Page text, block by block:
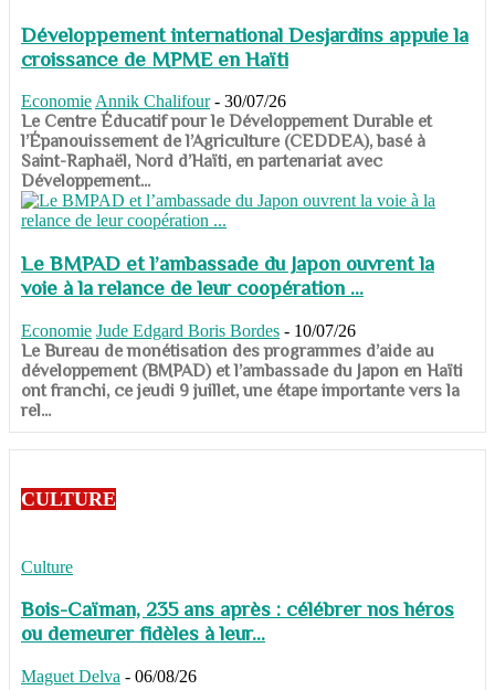
Développement international Desjardins appuie la
croissance de MPME en Haïti
Economie Annik Chalifour - 30/07/26
​​​​​​​Le Centre Éducatif pour le Développement Durable et
l’Épanouissement de l’Agriculture (CEDDEA), basé à
Saint-Raphaël, Nord d’Haïti, en partenariat avec
Développement...
Le BMPAD et l’ambassade du Japon ouvrent la
voie à la relance de leur coopération ...
Economie Jude Edgard Boris Bordes - 10/07/26
​​​​​​​Le Bureau de monétisation des programmes d’aide au
développement (BMPAD) et l’ambassade du Japon en Haïti
ont franchi, ce jeudi 9 juillet, une étape importante vers la
rel...
CULTURE
Culture
Bois-Caïman, 235 ans après : célébrer nos héros
ou demeurer fidèles à leur...
Maguet Delva - 06/08/26